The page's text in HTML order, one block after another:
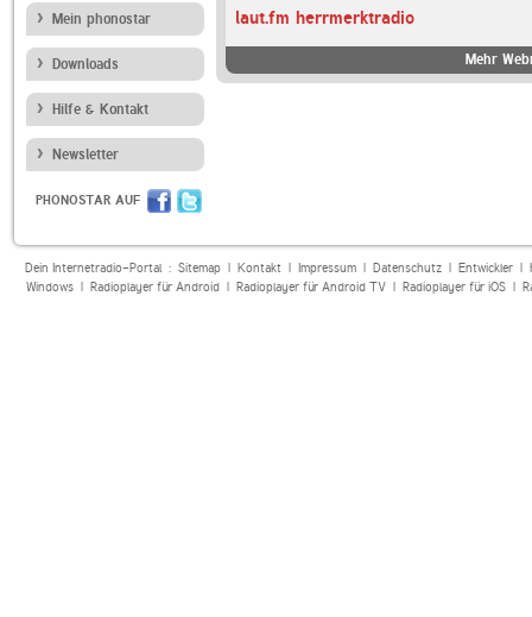
Mein phonostar
Downloads
Hilfe & Kontakt
Newsletter
PHONOSTAR AUF
laut.fm herrmerktradio
Mehr
Dein Internetradio-Portal : Sitemap| Kontakt| Impressum| Datenschutz| Entwickler|
Windows| Radioplayer für Android| Radioplayer für Android TV| Radioplayer für iOS|